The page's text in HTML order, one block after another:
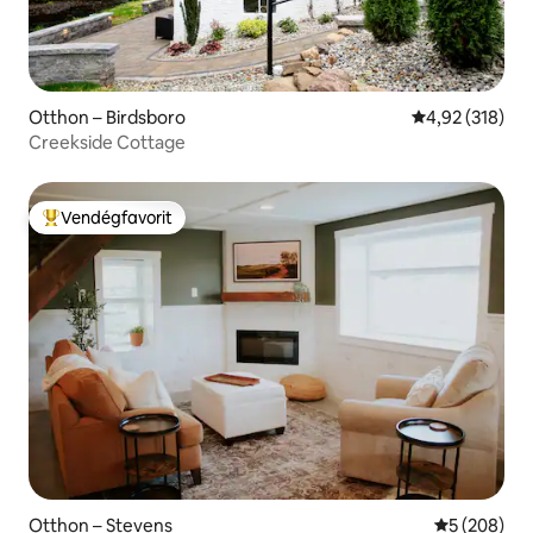
Otthon – Birdsboro Átlagos
4,92 (318)
Creekside Cottage
Kiemelt vendégfavorit
Vendégfavorit
Otthon – Stevens Átlagos
5 (208)